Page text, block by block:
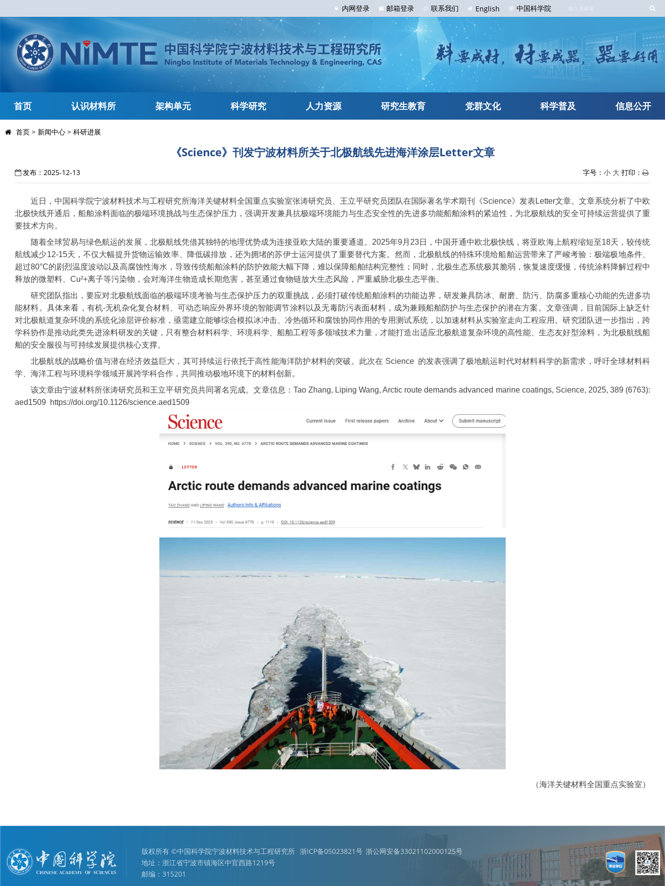
内网登录 邮箱登录 联系我们 English 中国科学院
首页 认识材料所 架构单元 科学研究 人力资源 研究生教育 党群文化 科学普及 信息公开
首页 > 新闻中心 > 科研进展
《Science》刊发宁波材料所关于北极航线先进海洋涂层Letter文章
发布：2025-12-13 字号： 小 大 打印：
近日，中国科学院宁波材料技术与工程研究所海洋关键材料全国重点实验室张涛研究员、王立平研究员团队在国际著名学术期刊《Science》发表Letter文章。文章系统分析了中欧
北极快线开通后，船舶涂料面临的极端环境挑战与生态保护压力，强调开发兼具抗极端环境能力与生态安全性的先进多功能船舶涂料的紧迫性，为北极航线的安全可持续运营提供了重
要技术方向。
随着全球贸易与绿色航运的发展，北极航线凭借其独特的地理优势成为连接亚欧大陆的重要通道。2025年9月23日，中国开通中欧北极快线，将亚欧海上航程缩短至18天，较传统
航线减少12-15天，不仅大幅提升货物运输效率、降低碳排放，还为拥堵的苏伊士运河提供了重要替代方案。然而，北极航线的特殊环境给船舶运营带来了严峻考验：极端极地条件、
超过80°C的剧烈温度波动以及高腐蚀性海水，导致传统船舶涂料的防护效能大幅下降，难以保障船舶结构完整性；同时，北极生态系统极其脆弱，恢复速度缓慢，传统涂料降解过程中
释放的微塑料、Cu²+离子等污染物，会对海洋生物造成长期危害，甚至通过食物链放大生态风险，严重威胁北极生态平衡。
研究团队指出，要应对北极航线面临的极端环境考验与生态保护压力的双重挑战，必须打破传统船舶涂料的功能边界，研发兼具防冰、耐磨、防污、防腐多重核心功能的先进多功
能材料。具体来看，有机-无机杂化复合材料、可动态响应外界环境的智能调节涂料以及无毒防污表面材料，成为兼顾船舶防护与生态保护的潜在方案。文章强调，目前国际上缺乏针
对北极航道复杂环境的系统化涂层评价标准，亟需建立能够综合模拟冰冲击、冷热循环和腐蚀协同作用的专用测试系统，以加速材料从实验室走向工程应用。研究团队进一步指出，跨
学科协作是推动此类先进涂料研发的关键，只有整合材料科学、环境科学、船舶工程等多领域技术力量，才能打造出适应北极航道复杂环境的高性能、生态友好型涂料，为北极航线船
舶的安全服役与可持续发展提供核心支撑。
北极航线的战略价值与潜在经济效益巨大，其可持续运行依托于高性能海洋防护材料的突破。此次在 Science 的发表强调了极地航运时代对材料科学的新需求，呼吁全球材料科
学、海洋工程与环境科学领域开展跨学科合作，共同推动极地环境下的材料创新。
该文章由宁波材料所张涛研究员和王立平研究员共同署名完成。文章信息：Tao Zhang, Liping Wang, Arctic route demands advanced marine coatings, Science, 2025, 389 (6763):
aed1509 https://doi.org/10.1126/science.aed1509
（海洋关键材料全国重点实验室）
版权所有 ©中国科学院宁波材料技术与工程研究所 浙ICP备05023821号 浙公网安备33021102000125号
地址：浙江省宁波市镇海区中官西路1219号
邮编：315201